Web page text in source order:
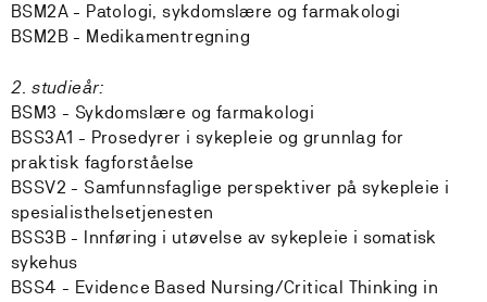
BSM2A - Patologi, sykdomslære og farmakologi
BSM2B - Medikamentregning
2. studieår:
BSM3 - Sykdomslære og farmakologi
BSS3A1 - Prosedyrer i sykepleie og grunnlag for
praktisk fagforståelse
BSSV2 - Samfunnsfaglige perspektiver på sykepleie i
spesialisthelsetjenesten
BSS3B - Innføring i utøvelse av sykepleie i somatisk
sykehus
BSS4 - Evidence Based Nursing/Critical Thinking in